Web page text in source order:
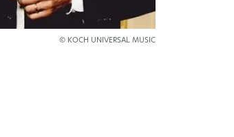
© KOCH UNIVERSAL MUSIC